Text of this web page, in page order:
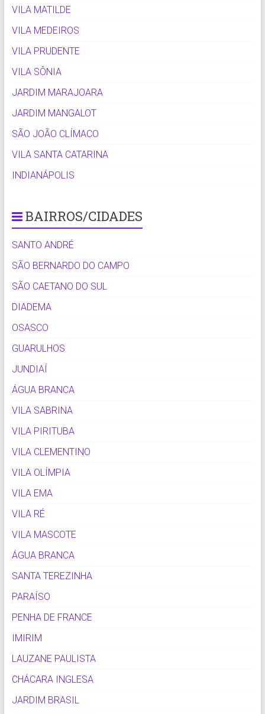
VILA MATILDE
VILA MEDEIROS
VILA PRUDENTE
VILA SÔNIA
JARDIM MARAJOARA
JARDIM MANGALOT
SÃO JOÃO CLÍMACO
VILA SANTA CATARINA
INDIANÁPOLIS
BAIRROS/CIDADES
SANTO ANDRÉ
SÃO BERNARDO DO CAMPO
SÃO CAETANO DO SUL
DIADEMA
OSASCO
GUARULHOS
JUNDIAÍ
ÁGUA BRANCA
VILA SABRINA
VILA PIRITUBA
VILA CLEMENTINO
VILA OLÍMPIA
VILA EMA
VILA RÉ
VILA MASCOTE
ÁGUA BRANCA
SANTA TEREZINHA
PARAÍSO
PENHA DE FRANCE
IMIRIM
LAUZANE PAULISTA
CHÁCARA INGLESA
JARDIM BRASIL